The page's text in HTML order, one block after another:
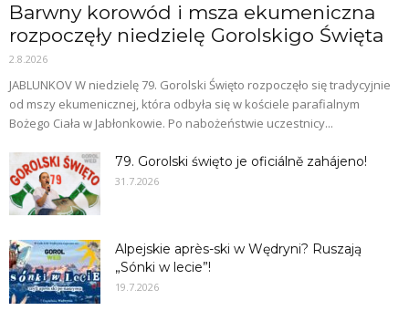
Barwny korowód i msza ekumeniczna
rozpoczęły niedzielę Gorolskigo Święta
2.8.2026
JABLUNKOV W niedzielę 79. Gorolski Święto rozpoczęło się tradycyjnie
od mszy ekumenicznej, która odbyła się w kościele parafialnym
Bożego Ciała w Jabłonkowie. Po nabożeństwie uczestnicy...
79. Gorolski święto je oficiálně zahájeno!
31.7.2026
Alpejskie après-ski w Wędryni? Ruszają
„Sónki w lecie”!
19.7.2026